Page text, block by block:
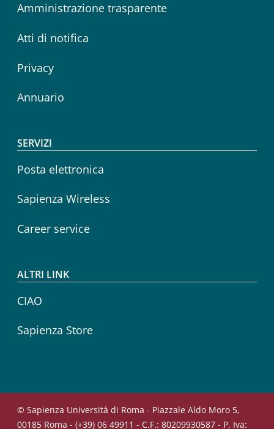
Amministrazione trasparente
Atti di notifica
Privacy
Annuario
SERVIZI
Posta elettronica
Sapienza Wireless
Career service
ALTRI LINK
CIAO
Sapienza Store
© Sapienza Università di Roma - Piazzale Aldo Moro 5,
00185 Roma - (+39) 06 49911 - C.F.: 80209930587 - P. Iva: